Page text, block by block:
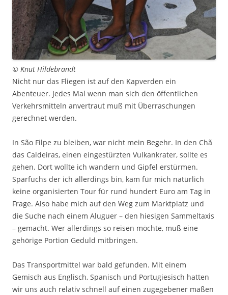
© Knut Hildebrandt
Nicht nur das Fliegen ist auf den Kapverden ein
Abenteuer. Jedes Mal wenn man sich den öffentlichen
Verkehrsmitteln anvertraut muß mit Überraschungen
gerechnet werden.
In São Filpe zu bleiben, war nicht mein Begehr. In den Chã
das Caldeiras, einen eingestürzten Vulkankrater, sollte es
gehen. Dort wollte ich wandern und Gipfel erstürmen.
Sparfuchs der ich allerdings bin, kam für mich natürlich
keine organisierten Tour für rund hundert Euro am Tag in
Frage. Also habe mich auf den Weg zum Marktplatz und
die Suche nach einem Aluguer – den hiesigen Sammeltaxis
– gemacht. Wer allerdings so reisen möchte, muß eine
gehörige Portion Geduld mitbringen.
Das Transportmittel war bald gefunden. Mit einem
Gemisch aus Englisch, Spanisch und Portugiesisch hatten
wir uns auch relativ schnell auf einen zugegebener maßen